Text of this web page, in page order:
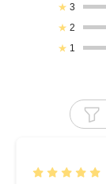
★ 3
★ 2
★ 1